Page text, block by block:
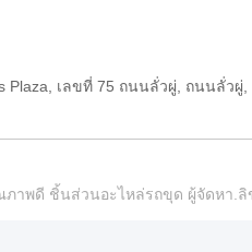
Plaza, เลขที่ 75 ถนนลั่วผู่, ถนนลั่ว
าพดี ชิ้นส่วนอะไหล่รถขุด ผู้จัดหา.ลิข